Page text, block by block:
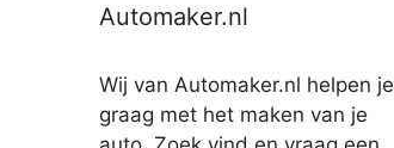
Automaker.nl
Wij van Automaker.nl helpen je
graag met het maken van je